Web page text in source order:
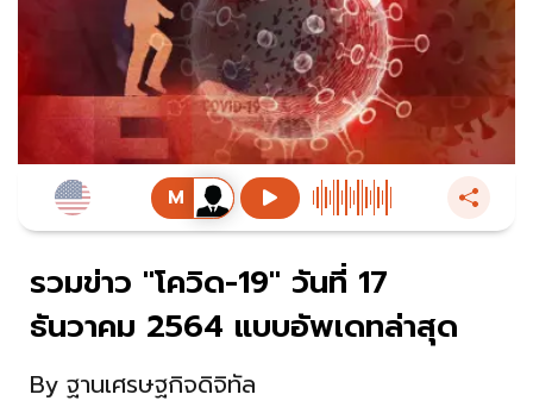
รวมข่าว "โควิด-19" วันที่ 17
ธันวาคม 2564 แบบอัพเดทล่าสุด
By ฐานเศรษฐกิจดิจิทัล